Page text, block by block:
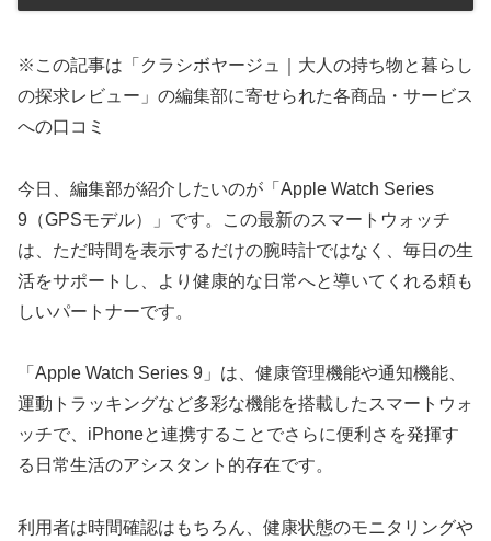
※この記事は「クラシボヤージュ｜大人の持ち物と暮らし
の探求レビュー」の編集部に寄せられた各商品・サービス
への口コミ
今日、編集部が紹介したいのが「Apple Watch Series
9（GPSモデル）」です。この最新のスマートウォッチ
は、ただ時間を表示するだけの腕時計ではなく、毎日の生
活をサポートし、より健康的な日常へと導いてくれる頼も
しいパートナーです。
「Apple Watch Series 9」は、健康管理機能や通知機能、
運動トラッキングなど多彩な機能を搭載したスマートウォ
ッチで、iPhoneと連携することでさらに便利さを発揮す
る日常生活のアシスタント的存在です。
利用者は時間確認はもちろん、健康状態のモニタリングや